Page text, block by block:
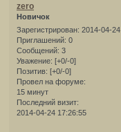
zero
Новичок
Зарегистрирован: 2014-04-24
Приглашений: 0
Сообщений: 3
Уважение: [+0/-0]
Позитив: [+0/-0]
Провел на форуме:
15 минут
Последний визит:
2014-04-24 17:26:55